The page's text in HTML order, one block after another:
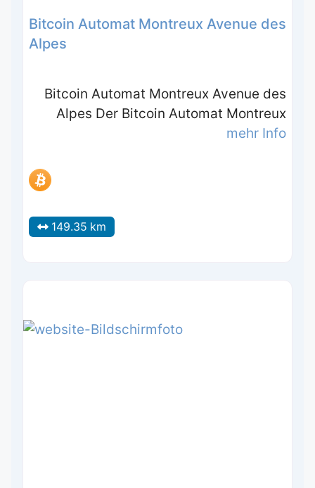
Bitcoin Automat Montreux Avenue des
Alpes
Bitcoin Automat Montreux Avenue des
Alpes Der Bitcoin Automat Montreux
mehr Info
149.35 km